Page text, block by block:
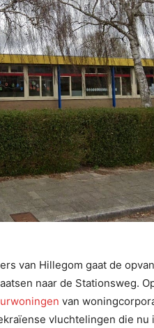
van Hillegom gaat de
naar de Stationsweg.
van
vluchtelingen die nu